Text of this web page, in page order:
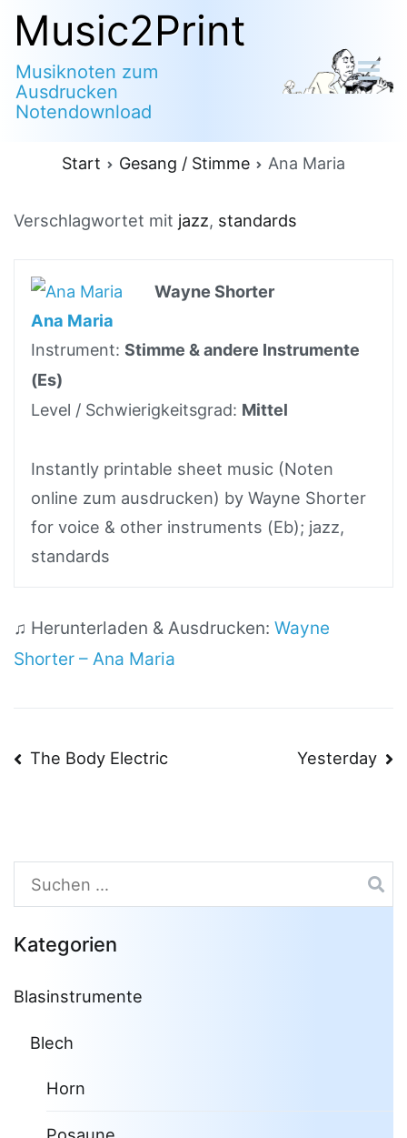
Zum
Inhalt
springen
Music2Print
Musiknoten zum
Ausdrucken
Notendownload
Start Gesang / Stimme Ana Maria
Verschlagwortet mit jazz, standards
Wayne Shorter
Ana Maria
Instrument:Stimme & andere Instrumente
(Es)
Level / Schwierigkeitsgrad: Mittel
Instantly printable sheet music (Noten
online zum ausdrucken) by Wayne Shorter
for voice & other instruments (Eb); jazz,
standards
♫ Herunterladen & Ausdrucken: Wayne
Shorter – Ana Maria
Beitragsnavigation
The Body Electric Yesterday
Suchen
nach:
Kategorien
Blasinstrumente
Blech
Horn